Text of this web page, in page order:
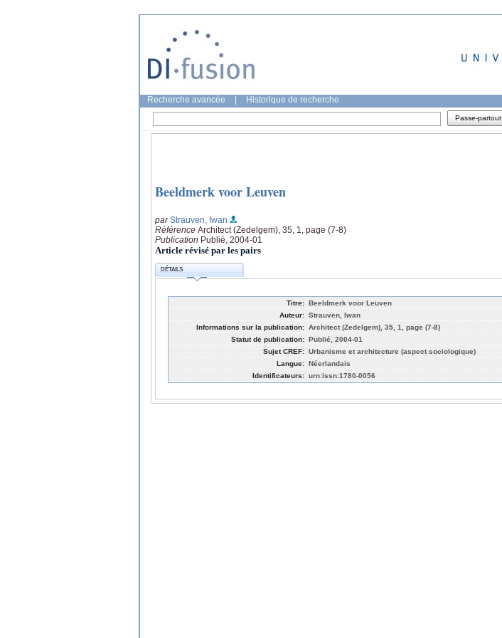
Recherche avancée Historique de recherche
Passe-partout
Beeldmerk voor Leuven
parStrauven, Iwan
Référence Architect (Zedelgem), 35, 1, page (7-8)
Publication Publié, 2004-01
Article révisé par les pairs
DÉTAILS
Titre: Beeldmerk voor Leuven
Auteur: Strauven, Iwan
Informations sur la publication: Architect (Zedelgem), 35, 1, page (7-8)
Statut de publication: Publié, 2004-01
Sujet CREF: Urbanisme et architecture (aspect sociologique)
Langue: Néerlandais
Identificateurs: urn:issn:1780-0056